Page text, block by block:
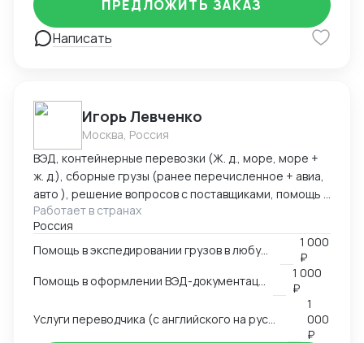
Написать
ПРЕДЛОЖИТЬ ЗАКАЗ
Игорь Левченко
Москва, Россия
ВЭД, контейнерные перевозки (Ж. д., море, море +
ж. д.), сборные грузы (ранее перечисленное + авиа,
авто ), решение вопросов с поставщиками, помощь в
оформлении документов. Имею 15 летний опыт
работы в сфере ВЭД. Работал в торговых компаниях
и компаниях-экспедиторах. Работал с десятками
Работает в странах
Россия
Помощь в экспедировании грузов в любую точку мира
1 000
₽
1 000
₽
Услуги переводчика (с английского на русский и с русского на английский)
1
000
₽